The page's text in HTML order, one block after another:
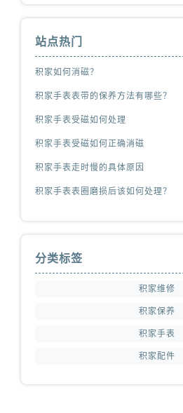
站点热门
积家如何消磁？
积家手表表带的保养方法有哪些？
积家手表受磁如何处理
积家手表受磁如何正确消磁
积家手表走时慢的具体原因
积家手表表圈磨损后该如何处理？
分类标签
积家维修
积家保养
积家手表
积家配件